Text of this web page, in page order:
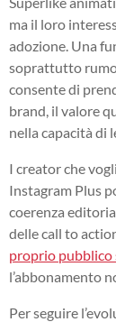
ma il loro
adozione. Una
soprattutto
consente di
brand, il valore
nella capacità di
I creator che
Instagram Plus
coerenza
delle call to
proprio pubblico
l’abbonamento
Per seguire